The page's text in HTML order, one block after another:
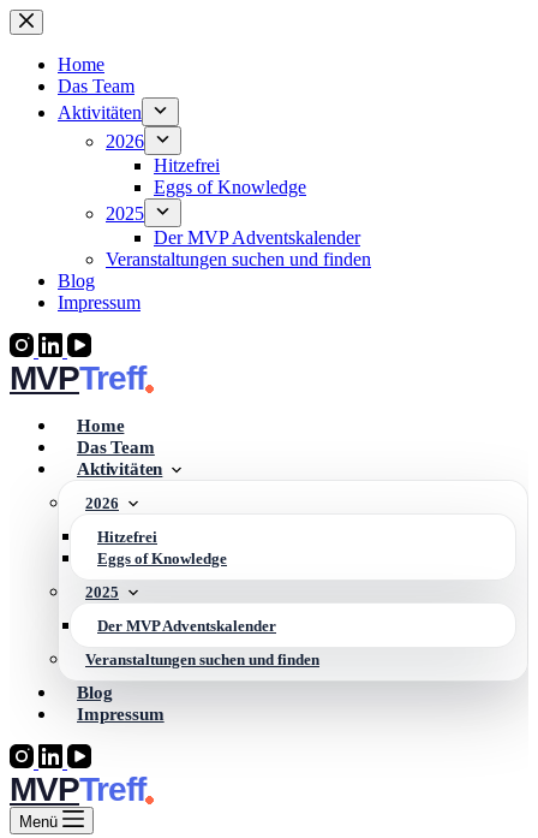
Zum
Inhalt
springenHome
Das Team
Aktivitäten
2026
Hitzefrei
Eggs of Knowledge
2025
Der MVP Adventskalender
Veranstaltungen suchen und finden
Blog
Impressum
MVP
Home
Das Team
Aktivitäten
2026
Hitzefrei
Eggs of Knowledge
2025
Der MVP Adventskalender
Veranstaltungen suchen und finden
Blog
Impressum
MVP
Menü